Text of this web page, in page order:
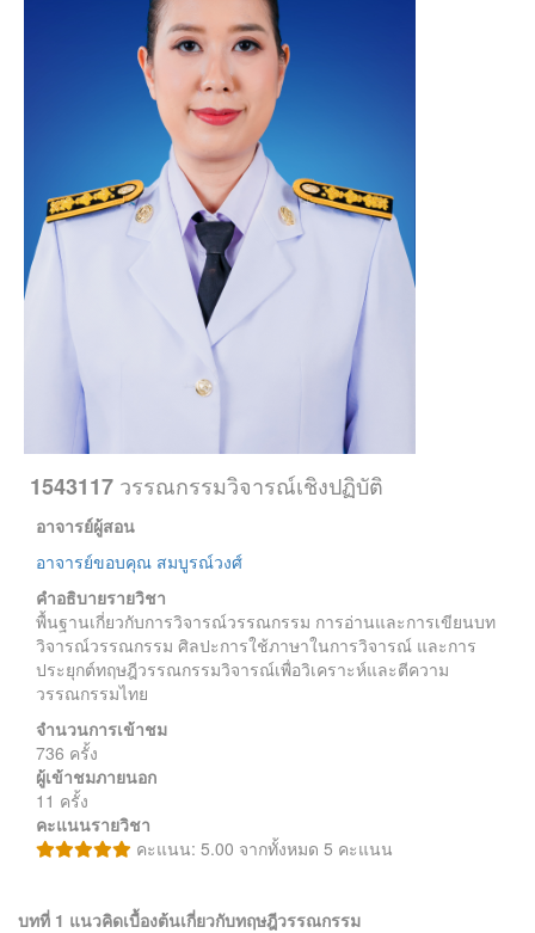
1543117 วรรณกรรมวิจารณ์เชิงปฏิบัติ
อาจารย์ผู้สอน
อาจารย์ขอบคุณ สมบูรณ์วงศ์
คำอธิบายรายวิชา
พื้นฐานเกี่ยวกับการวิจารณ์วรรณกรรม การอ่านและการเขียนบท
วิจารณ์วรรณกรรม ศิลปะการใช้ภาษาในการวิจารณ์ และการ
ประยุกต์ทฤษฎีวรรณกรรมวิจารณ์เพื่อวิเคราะห์และตีความ
วรรณกรรมไทย
จำนวนการเข้าชม
736 ครั้ง
ผู้เข้าชมภายนอก
11 ครั้ง
คะแนนรายวิชา
คะแนน: 5.00 จากทั้งหมด 5 คะแนน
บทที่ 1 แนวคิดเบื้องต้นเกี่ยวกับทฤษฎีวรรณกรรม